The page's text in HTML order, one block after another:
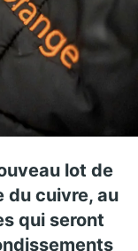
lot de
du cuivre, au
qui seront